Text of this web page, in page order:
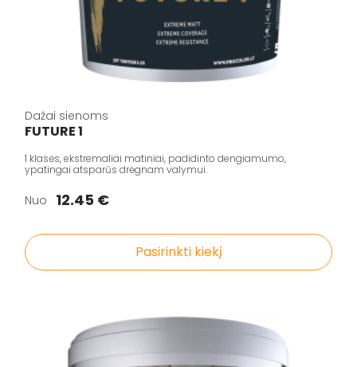
Dažai sienoms
FUTURE 1
1 klasės, ekstremaliai matiniai, padidinto dengiamumo,
ypatingai atsparūs drėgnam valymui.
Nuo 12.45 €
Pasirinkti kiekį